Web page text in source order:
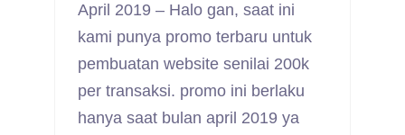
April 2019 – Halo gan, saat ini
kami punya promo terbaru untuk
pembuatan website senilai 200k
per transaksi. promo ini berlaku
hanya saat bulan april 2019 ya